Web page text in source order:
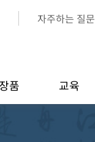
자주하는 질문
품 교육